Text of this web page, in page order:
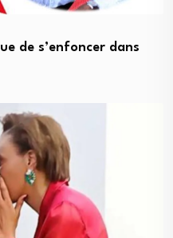
de s’enfoncer dans